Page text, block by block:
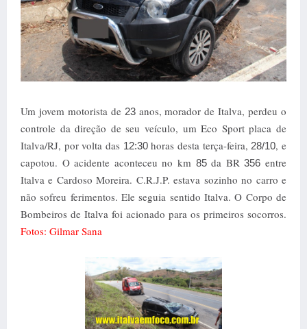
Um jovem motorista de 23anos, morador de Italva, perdeu o
controle da direção de seu veículo, um Eco Sport placa de
Italva/RJ, por volta das 12:30horas desta terça-feira, 28/10, e
capotou. O acidente aconteceu no km 85da BR356 entre
Italva e Cardoso Moreira. C.R.J.P. estava sozinho no carro e
não sofreu ferimentos. Ele seguia sentido Italva. O Corpo de
Bombeiros de Italva foi acionado para os primeiros socorros.
Fotos: Gilmar Sana